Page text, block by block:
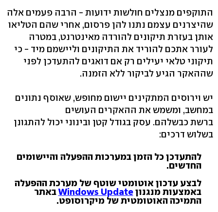
התוקפים מנצלים חולשות ידועות - הרבה פעמים אלה
שהיצרנים עצמם נתנו להן פרסום, אחרי שהם הטליאו
אותן בעזרת תיקונים להורדה מאינטרנט, במטרה
לעורר אתכם להוריד את התיקונים וליישמם מיד - כי
תיקוני טלאי יעילים רק אם דואגים להתעדכן לפני
שההאקר הגיע לביקור ללא הזמנה.
יש וירוסים המתקינים יישום מחופש, שאוסף נתונים
במחשב, ומשמש את ההאקרים העושים
ברשת כבשלהם. עסק בגודל קטן ובינוני יכול להתגונן
בשלוש דרכים:
להתעדכן כל הזמן במערכות ההפעלה והיישומים
החדשים.
לבצע עדכון אוטומטי שוטף של מערכת ההפעלה
באמצעות מנגנוןWindows Updateבאתר
התמיכה האוטומטית של מיקרוסופט.